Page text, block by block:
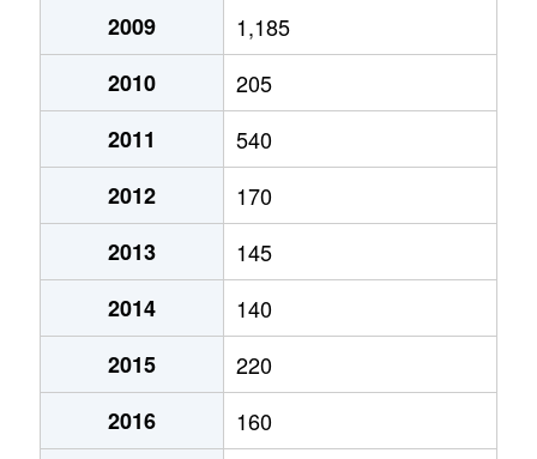
2009
1,185
2010
205
2011
540
2012
170
2013
145
2014
140
2015
220
2016
160